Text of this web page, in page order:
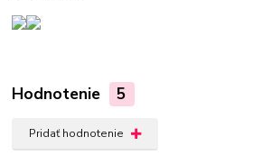
Hodnotenie 5
Pridať hodnotenie